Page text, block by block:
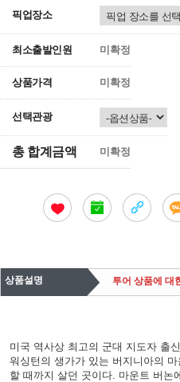
픽업장소
최소출발인원 미확정
상품가격 미확정
선택관광
총 합계금액 미확정
상품설명 투어 상품에 대
미국 역사상 최고의 군대 지도자 출
워싱턴의 생가가 있는 버지니아의
할 때까지 살던 곳이다. 마운트 버논